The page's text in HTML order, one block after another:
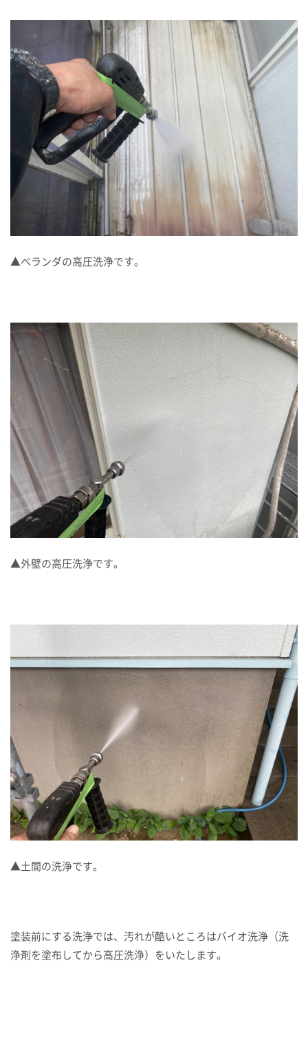
▲ベランダの高圧洗浄です。
▲外壁の高圧洗浄です。
▲土間の洗浄です。
塗装前にする洗浄では、汚れが酷いところはバイオ洗浄（洗
浄剤を塗布してから高圧洗浄）をいたします。